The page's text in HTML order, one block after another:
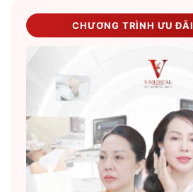
CHƯƠNG TRÌNH ƯU